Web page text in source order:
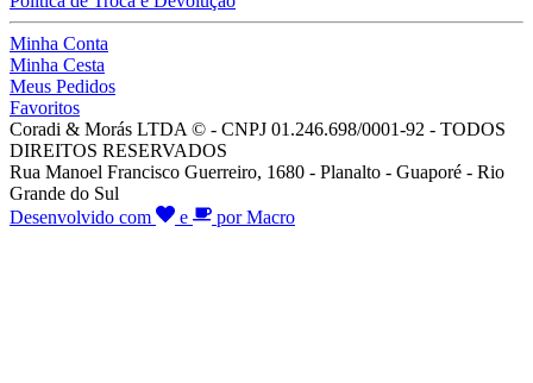
Minha Conta
Minha Cesta
Meus Pedidos
Favoritos
Coradi & Morás LTDA © - CNPJ 01.246.698/0001-92 - TODOS
DIREITOS RESERVADOS
Rua Manoel Francisco Guerreiro, 1680 - Planalto - Guaporé - Rio
Grande do Sul
Desenvolvido com
e por Macro